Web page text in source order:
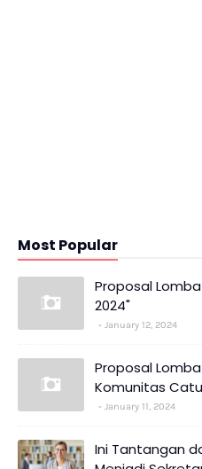
Most Popular
Proposal
2024"
January 12, 2024
Proposal
Komunitas
January 11, 2024
Ini Tantangan